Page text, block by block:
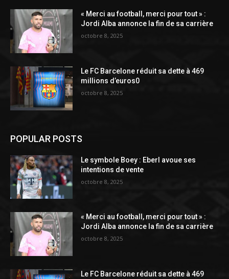
« Merci au football, merci pour tout » :
Jordi Alba annonce la fin de sa carrière
octobre 8, 2025
Le FC Barcelone réduit sa dette à 469
millions d’euros0
octobre 8, 2025
POPULAR POSTS
Le symbole Boey : Eberl avoue ses
intentions de vente
octobre 8, 2025
« Merci au football, merci pour tout » :
Jordi Alba annonce la fin de sa carrière
octobre 8, 2025
Le FC Barcelone réduit sa dette à 469